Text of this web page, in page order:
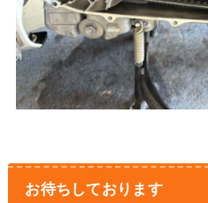
お待ちしております